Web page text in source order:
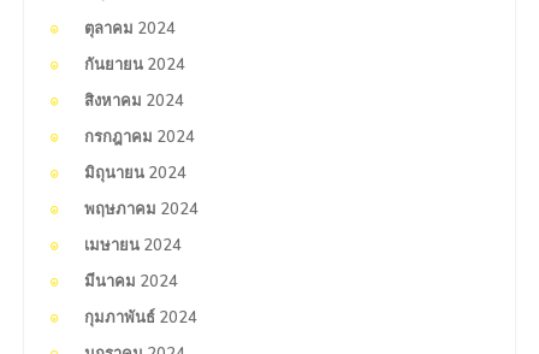
ตุลาคม 2024
กันยายน 2024
สิงหาคม 2024
กรกฎาคม 2024
มิถุนายน 2024
พฤษภาคม 2024
เมษายน 2024
มีนาคม 2024
กุมภาพันธ์ 2024